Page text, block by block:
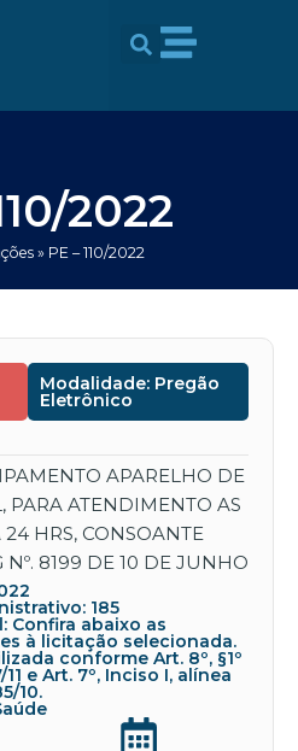
2022
» PE – 110/2022
Modalidade: Pregão
Eletrônico
APARELHO DE
PARA ATENDIMENTO AS
HRS, CONSOANTE
Nº. 8199 DE 10 DE JUNHO
185
Confira abaixo as
à licitação selecionada.
conforme Art. 8º, §1º
e Art. 7º, Inciso I, alínea
10.